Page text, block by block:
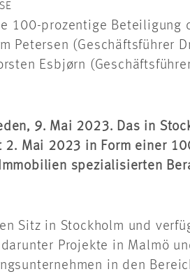
100-prozentige Beteiligung
Petersen (Geschäftsführer
Esbjørn
9. Mai 2023. Das in
2. Mai 2023 in Form einer
spezialisierten
Sitz in Stockholm und
Projekte in Malmö
in den